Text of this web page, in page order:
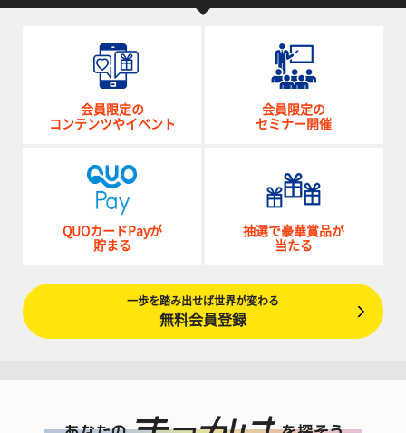
会員限定の
コンテンツやイベント
会員限定の
セミナー開催
QUOカードPayが
貯まる
抽選で豪華賞品が
当たる
一歩を踏み出せば世界が変わる
無料会員登録